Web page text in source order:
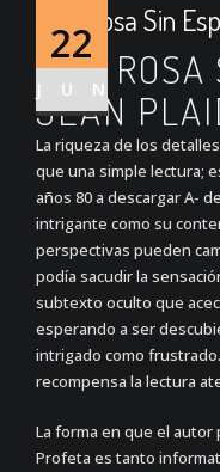
22
JUN
Una Rosa Sin
UNA
JEAN
La riqueza de los
que una simple lectura;
años 80 a descargar A-
intrigante como su
perspectivas pueden
podía sacudir la
subtexto oculto que
esperando a ser
intrigado como
recompensa la lectura
La forma en que el
Profeta es tanto